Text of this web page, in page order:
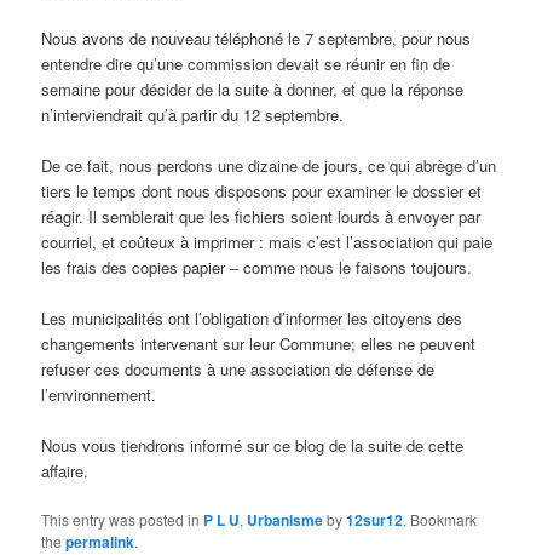
Nous avons de nouveau téléphoné le 7 septembre, pour nous
entendre dire qu’une commission devait se réunir en fin de
semaine pour décider de la suite à donner, et que la réponse
n’interviendrait qu’à partir du 12 septembre.
De ce fait, nous perdons une dizaine de jours, ce qui abrège d’un
tiers le temps dont nous disposons pour examiner le dossier et
réagir. Il semblerait que les fichiers soient lourds à envoyer par
courriel, et coûteux à imprimer : mais c’est l’association qui paie
les frais des copies papier – comme nous le faisons toujours.
Les municipalités ont l’obligation d’informer les citoyens des
changements intervenant sur leur Commune; elles ne peuvent
refuser ces documents à une association de défense de
l’environnement.
Nous vous tiendrons informé sur ce blog de la suite de cette
affaire.
This entry was posted in P L U, Urbanismeby12sur12. Bookmark
thepermalink.